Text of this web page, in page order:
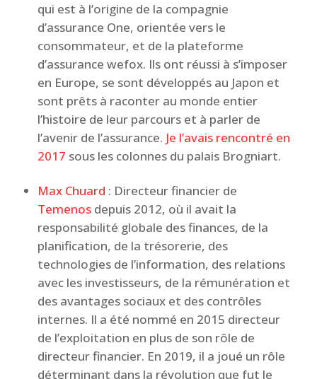
qui est à l’origine de la compagnie
d’assurance One, orientée vers le
consommateur, et de la plateforme
d’assurance wefox. Ils ont réussi à s’imposer
en Europe, se sont développés au Japon et
sont prêts à raconter au monde entier
l’histoire de leur parcours et à parler de
l’avenir de l’assurance. Je l’avais rencontré en
2017 sous les colonnes du palais Brogniart.
Max Chuard : Directeur financier de
Temenosdepuis 2012, où il avait la
responsabilité globale des finances, de la
planification, de la trésorerie, des
technologies de l’information, des relations
avec les investisseurs, de la rémunération et
des avantages sociaux et des contrôles
internes. Il a été nommé en 2015 directeur
de l’exploitation en plus de son rôle de
directeur financier. En 2019, il a joué un rôle
déterminant dans la révolution que fut le